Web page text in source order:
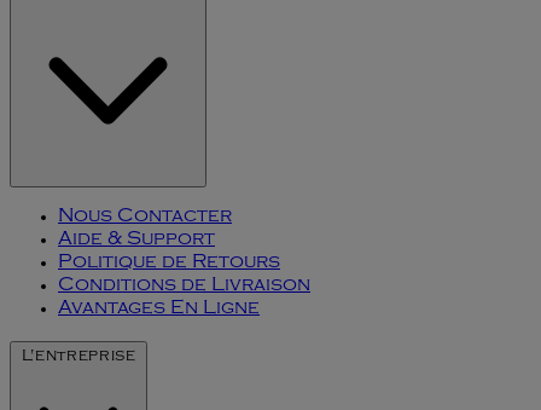
Nous Contacter
Aide & Support
Politique de Retours
Conditions de Livraison
Avantages En Ligne
L'entreprise